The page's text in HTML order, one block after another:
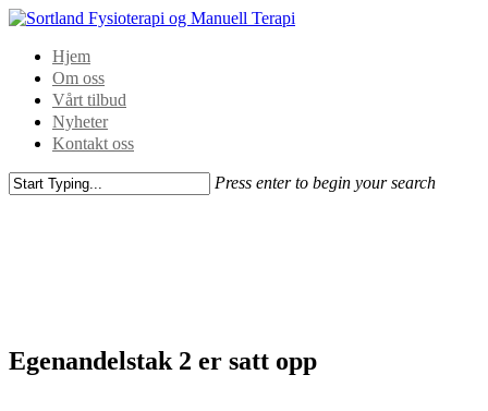
Hjem
Om oss
Vårt tilbud
Nyheter
Kontakt oss
Press enter to begin your search
Egenandelstak 2 er satt opp